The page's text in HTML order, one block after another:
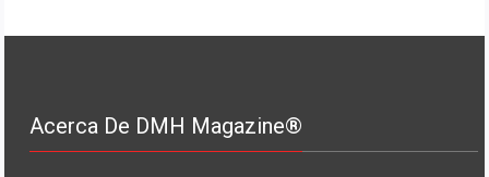
Acerca De DMH Magazine®